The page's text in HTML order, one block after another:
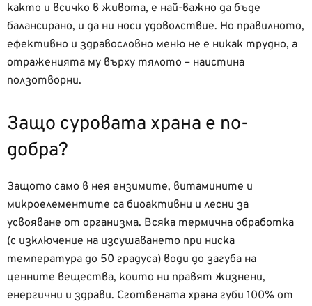
както и всичко в живота, е най-важно да бъде
балансирано, и да ни носи удоволствие. Но правилното,
ефективно и здравословно меню не е никак трудно, а
отраженията му върху тялото – наистина
ползотворни.
Защо суровата храна е по-
добра?
Защото само в нея ензимите, витамините и
микроелементите са биоактивни и лесни за
усвояване от организма. Всяка термична обработка
(с изключение на изсушаването при ниска
температура до 50 градуса) води до загуба на
ценните вещества, които ни правят жизнени,
енергични и здрави. Сготвената храна губи 100% от